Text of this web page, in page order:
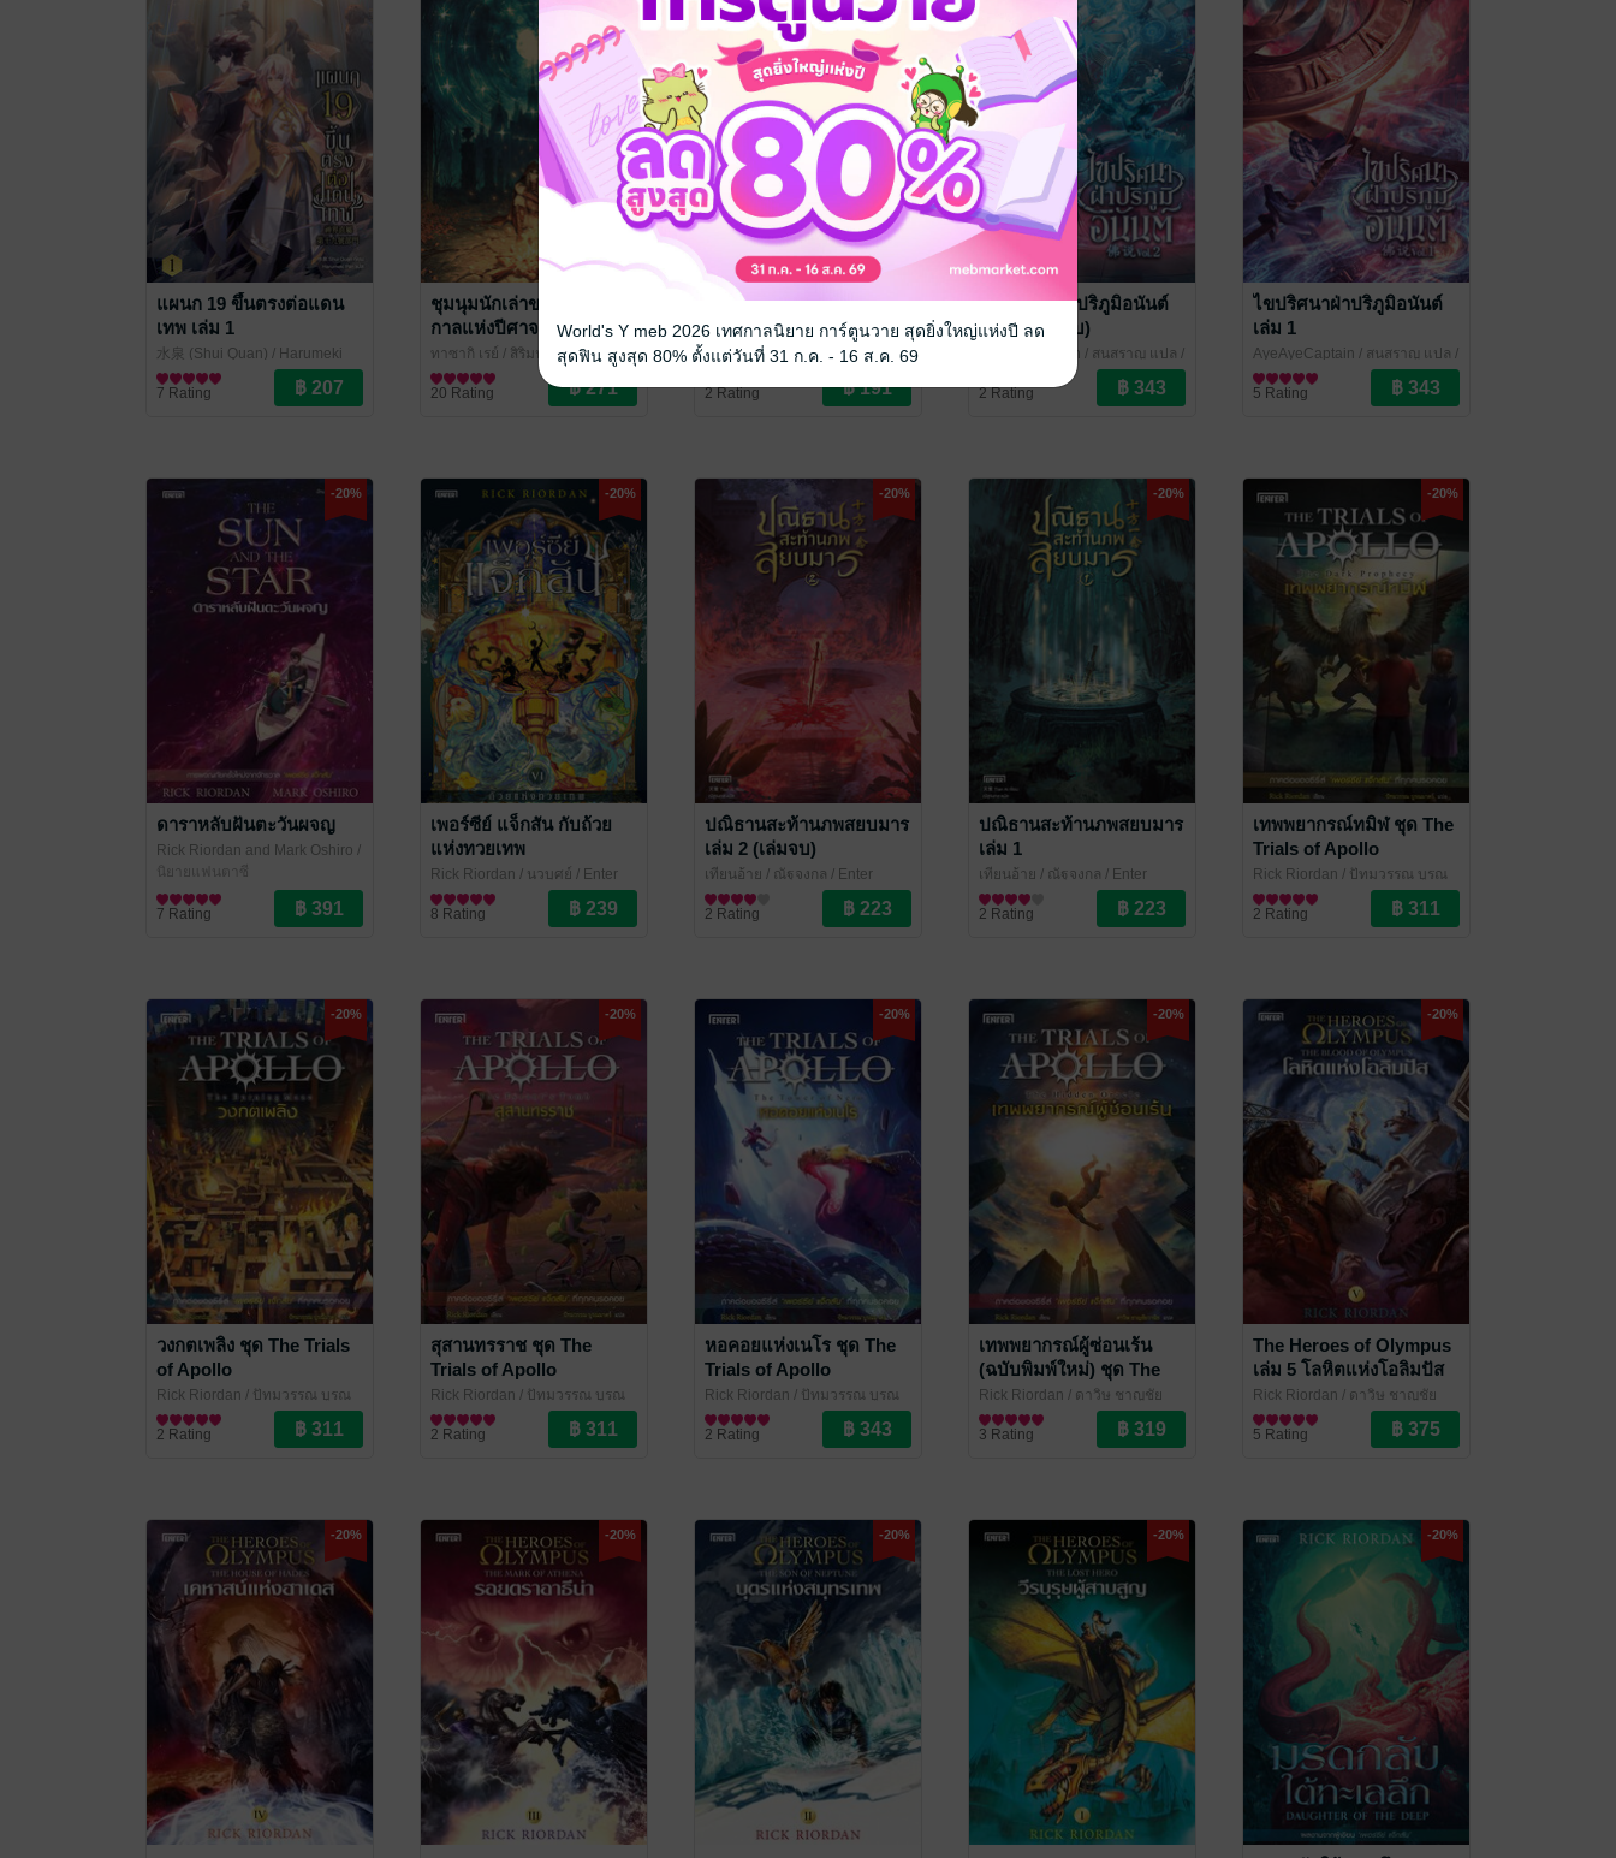
แผนก 19 ขึ้นตรงต่อแดน
เทพ เล่ม 1
水泉 (Shui Quan) / Harumeki
Pan แปล/ Enter Books
นิยายแฟนตาซี
7 Rating
ชุมนุมนักเล่าขานกับราตรี
กาลแห่งปีศาจ
ทาซากิ เรย์ / สิริมนต์ สัพโส/ Enter
Books
นิยายแฟนตาซี
20 Rating
Demigods and
Magicians รวมพลมนุษย์
กึ่งเทพและผู้ใช้เวทพิศวง
Rick Riordan / นวบุศย์ แปล /
2 Rating
ไขปริศนาฝ่าปริภูมิอนันต์
เล่ม 2 (เล่มจบ)
AyeAyeCaptain / สนสราญ แปล /
2 Rating
ไขปริศนาฝ่าปริภูมิอนันต์
เล่ม 1
AyeAyeCaptain / สนสราญ แปล /
Enter Books
นิยายแฟนตาซี
5 Rating
-20%
ดาราหลับฝันตะวันผจญ
Rick Riordan and Mark Oshiro /
ปัทมวรรณ บูรณมาตร์
Books
นิยายแฟนตาซี
7 Rating
-20%
เพอร์ซีย์ แจ็กสัน กับถ้วย
แห่งทวยเทพ
Rick Riordan / นวบุศย์ / Enter
Books
นิยายแฟนตาซี
8 Rating
-20%
ปณิธานสะท้านภพสยบมาร
เล่ม 2 (เล่มจบ)
เทียนอ้าย / ณัฐจงกล / Enter
Books
นิยายแฟนตาซี
2 Rating
-20%
ปณิธานสะท้านภพสยบมาร
เล่ม 1
เทียนอ้าย / ณัฐจงกล / Enter
Books
นิยายแฟนตาซี
2 Rating
-20%
เทพพยากรณ์ทมิฬ ชุด The
Trials of Apollo
Rick Riordan / ปัทมวรรณ บูรณ
มาตร์/ Enter Books
นิยายแฟนตาซี
2 Rating
-20%
วงกตเพลิง ชุด The Trials
of Apollo
Rick Riordan / ปัทมวรรณ บูรณ
มาตร์/ Enter Books
นิยายแฟนตาซี
2 Rating
-20%
สุสานทรราช ชุด The
Trials of Apollo
Rick Riordan / ปัทมวรรณ บูรณ
มาตร์/ Enter Books
นิยายแฟนตาซี
2 Rating
-20%
หอคอยแห่งเนโร ชุด The
Trials of Apollo
Rick Riordan / ปัทมวรรณ บูรณ
มาตร์/ Enter Books
นิยายแฟนตาซี
2 Rating
-20%
เทพพยากรณ์ผู้ซ่อนเร้น
(ฉบับพิมพ์ใหม่) ชุด The
Trials of Apollo
Rick Riordan / ดาวิษ ชาญชัย
วานิช/ Enter Books
นิยายแฟนตาซี
3 Rating
-20%
The Heroes of Olympus
เล่ม 5 โลหิตแห่งโอลิมปัส
(New Edition)
Rick Riordan / ดาวิษ ชาญชัย
วานิช/ Enter Books
นิยายแฟนตาซี
5 Rating
-20% -20% -20% -20% -20%
World's Y meb 2026 เทศกาลนิยาย การ์ตูนวาย สุดยิ่งใหญ่แห่งปี ลด
สุดฟิน สูงสุด 80% ตั้งแต่วันที่ 31 ก.ค. - 16 ส.ค. 69